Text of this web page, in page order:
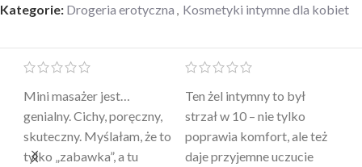
Kategorie: Drogeria erotyczna , Kosmetyki intymne dla kobiet
Mini masażer jest…
genialny. Cichy, poręczny,
skuteczny. Myślałam, że to
tylko „zabawka”, a tu
Ten żel intymny to był
strzał w 10 – nie tylko
poprawia komfort, ale też
daje przyjemne uczucie